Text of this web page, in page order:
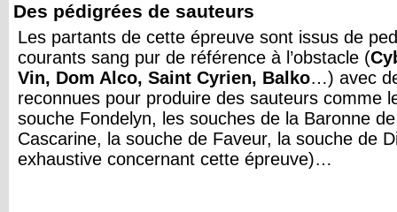
Des pédigrées de sauteurs
Les partants de cette épreuve sont issus de
courants sang pur de référence à l’obstacle (
Vin, Dom Alco, Saint Cyrien, Balko…) avec
reconnues pour produire des sauteurs comme
souche Fondelyn, les souches de la Baronne
Cascarine, la souche de Faveur, la souche de
exhaustive concernant cette épreuve)…